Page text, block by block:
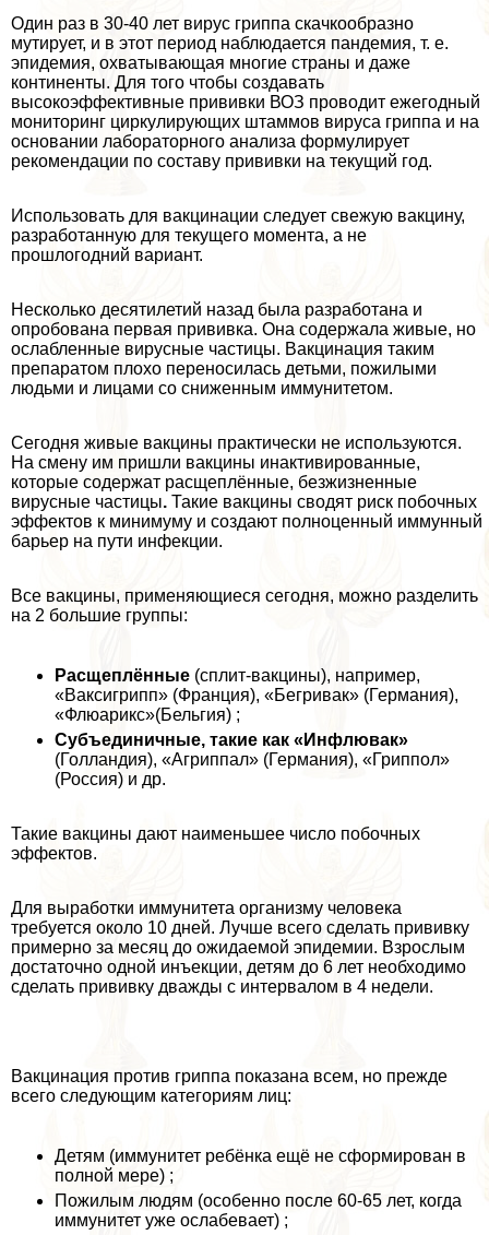
Один раз в 30-40 лет вирус гриппа скачкообразно
мутирует, и в этот период наблюдается пандемия, т. е.
эпидемия, охватывающая многие страны и даже
континенты. Для того чтобы создавать
высокоэффективные прививки ВОЗ проводит ежегодный
мониторинг циркулирующих штаммов вируса гриппа и на
основании лабораторного анализа формулирует
рекомендации по составу прививки на текущий год.
Использовать для вакцинации следует свежую вакцину,
разработанную для текущего момента, а не
прошлогодний вариант.
Несколько десятилетий назад была разработана и
опробована первая прививка. Она содержала живые, но
ослабленные вирусные частицы. Вакцинация таким
препаратом плохо переносилась детьми, пожилыми
людьми и лицами со сниженным иммунитетом.
Сегодня живые вакцины пpaктически не используются.
На смену им пришли вакцины инактивированные,
которые содержат расщеплённые, безжизненные
вирусные частицы. Такие вакцины сводят риск побочных
эффектов к минимуму и создают полноценный иммунный
барьер на пути инфекции.
Все вакцины, применяющиеся сегодня, можно разделить
на 2 большие группы:
Расщеплённые (сплит-вакцины), например,
«Ваксигрипп» (Франция), «Бегривак» (Германия),
«Флюарикс»(Бельгия) ;
Субъединичные, такие как «Инфлювак»
(Голландия), «Агриппал» (Германия), «Гриппол»
(Россия) и др.
Такие вакцины дают наименьшее число побочных
эффектов.
Для выработки иммунитета организму человека
требуется около 10 дней. Лучше всего сделать прививку
примерно за месяц до ожидаемой эпидемии. Взрослым
достаточно одной инъекции, детям до 6 лет необходимо
сделать прививку дважды с интервалом в 4 недели.
Вакцинация против гриппа показана всем, но прежде
всего следующим категориям лиц:
Детям (иммунитет ребёнка ещё не сформирован в
полной мере) ;
Пожилым людям (особенно после 60-65 лет, когда
иммунитет уже ослабевает) ;